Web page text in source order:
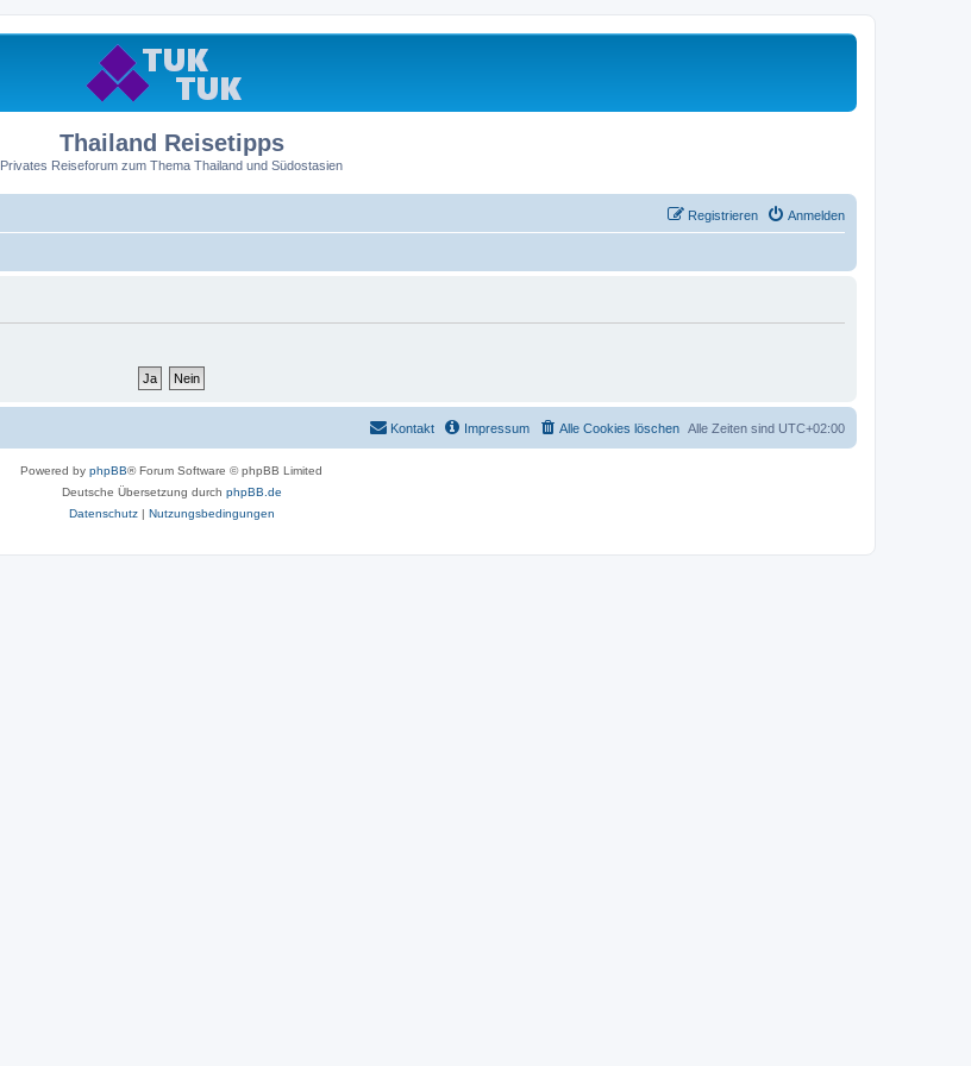
Thailand Reisetipps
Privates Reiseforum zum Thema Thailand und Südostasien
Anmelden
Registrieren
Alle Zeiten sind UTC+02:00
Alle Cookies löschen
Impressum
Kontakt
Powered by phpBB® Forum Software © phpBB Limited
Deutsche Übersetzung durch phpBB.de
Datenschutz| Nutzungsbedingungen